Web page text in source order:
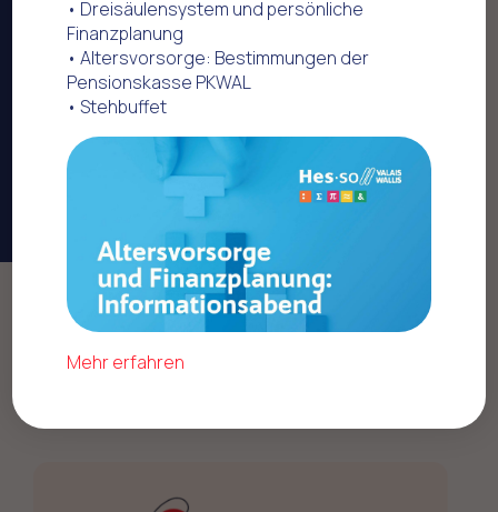
Home
Mesures obtenues avec la FMEP
• Dreisäulensystem und persönliche
Finanzplanung
• Altersvorsorge: Bestimmungen der
Pensionskasse PKWAL
• Stehbuffet
Mehr erfahren